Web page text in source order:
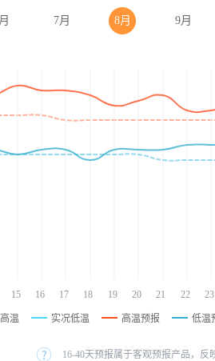
7月 8月 9月
15 16 17 18 19 20 21 22 23
温 实况低温 高温预报 低温
16-40天预报属于客观预报产品，